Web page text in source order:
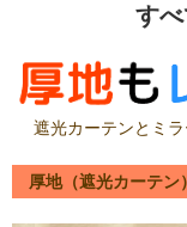
す
遮光カーテンとミ
厚地（遮光カーテン）